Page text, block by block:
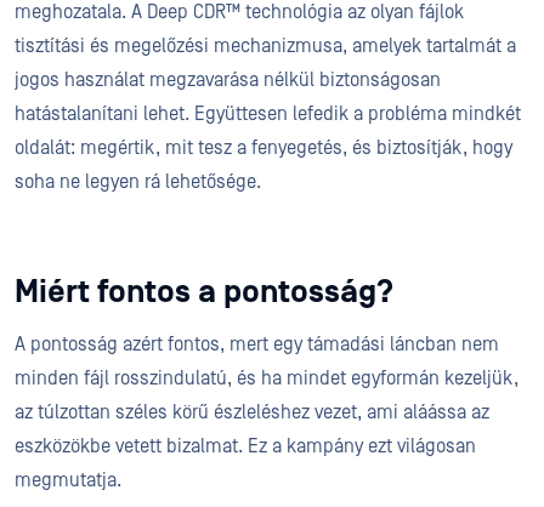
meghozatala. A Deep CDR™ technológia az olyan fájlok
tisztítási és megelőzési mechanizmusa, amelyek tartalmát a
jogos használat megzavarása nélkül biztonságosan
hatástalanítani lehet. Együttesen lefedik a probléma mindkét
oldalát: megértik, mit tesz a fenyegetés, és biztosítják, hogy
soha ne legyen rá lehetősége.
Miért fontos a pontosság?
A pontosság azért fontos, mert egy támadási láncban nem
minden fájl rosszindulatú, és ha mindet egyformán kezeljük,
az túlzottan széles körű észleléshez vezet, ami aláássa az
eszközökbe vetett bizalmat. Ez a kampány ezt világosan
megmutatja.